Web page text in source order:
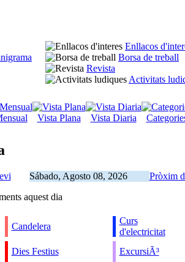
Enllacos
Borsa de treball
Revista
Activitats
Vista Plana Vista Diaria
Sábado, Agosto 08, 2026
Pròxim
aquest dia
Candelera
Curs
d'electricitat
Dies Festius ExcursiÃ³